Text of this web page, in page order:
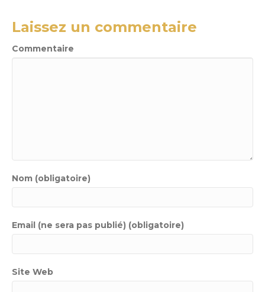
Laissez un commentaire
Commentaire
Nom (obligatoire)
Email (ne sera pas publié) (obligatoire)
Site Web